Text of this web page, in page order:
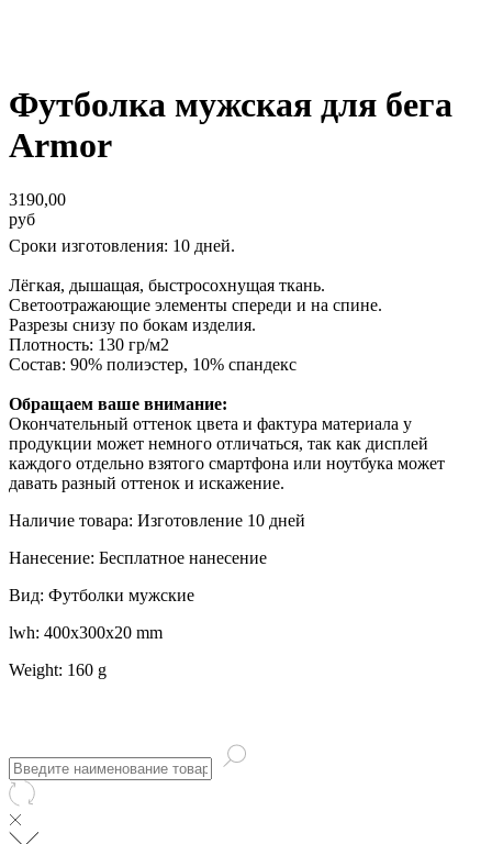
Футболка мужская для бега
Armor
3190,00
руб
Сроки изготовления: 10 дней.
Лёгкая, дышащая, быстросохнущая ткань.
Светоотражающие элементы спереди и на спине.
Разрезы снизу по бокам изделия.
Плотность: 130 гр/м2
Состав: 90% полиэстер, 10% спандекс
Обращаем ваше внимание:
Окончательный оттенок цвета и фактура материала у
продукции может немного отличаться, так как дисплей
каждого отдельно взятого смартфона или ноутбука может
давать разный оттенок и искажение.
Наличие товара: Изготовление 10 дней
Нанесение: Бесплатное нанесение
Вид: Футболки мужские
lwh: 400x300x20 mm
Weight: 160 g